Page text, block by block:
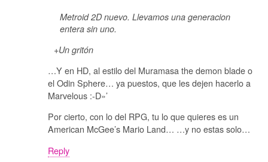
Metroid 2D nuevo. Llevamos una generacion
entera sin uno.
+Un gritón
…Y en HD, al estilo del Muramasa the demon blade o
el Odin Sphere… ya puestos, que les dejen hacerlo a
Marvelous :-D»’
Por cierto, con lo del RPG, tu lo que quieres es un
American McGee’s Mario Land… …y no estas solo…
Reply